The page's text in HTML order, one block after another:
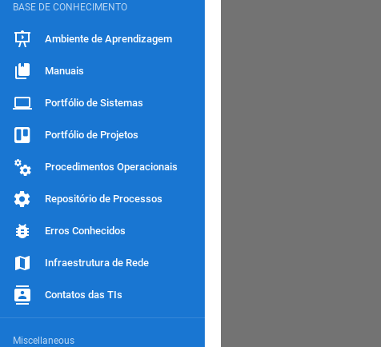
BASE DE CONHECIMENTO
Ambiente de Aprendizagem
Manuais
Portfólio de Sistemas
Portfólio de Projetos
Procedimentos Operacionais
Repositório de Processos
Erros Conhecidos
Infraestrutura de Rede
Contatos das TIs
Miscellaneous